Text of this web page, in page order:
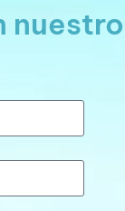
nuestro